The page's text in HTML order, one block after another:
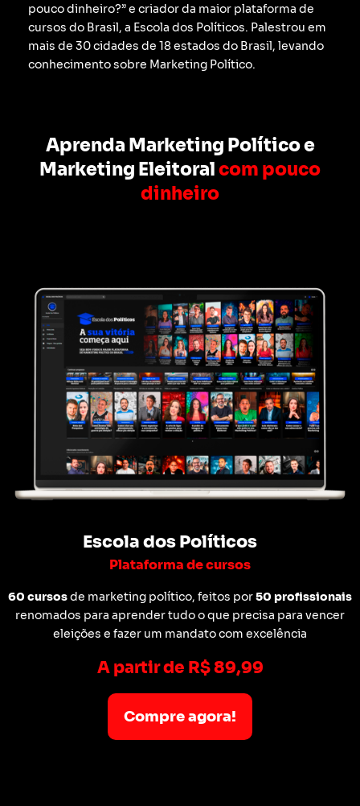
pouco dinheiro?” e criador da maior plataforma de
cursos do Brasil, a Escola dos Políticos. Palestrou em
mais de 30 cidades de 18 estados do Brasil, levando
conhecimento sobre Marketing Político.
Aprenda Marketing Político e
Marketing Eleitoral com pouco
dinheiro
Escola dos Políticos
Plataforma de cursos
60 cursosde marketing político, feitos por50 profissionais
renomados para aprender tudo o que precisa para vencer
eleições e fazer um mandato com excelência
A partir de R$ 89,99
Compre agora!